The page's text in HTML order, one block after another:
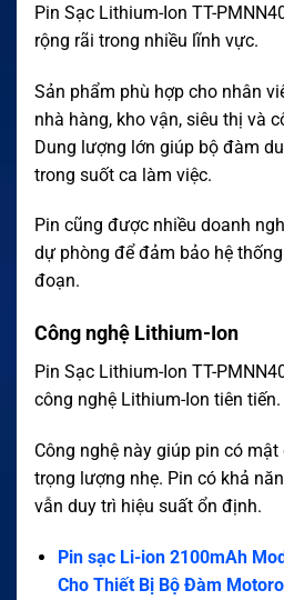
Pin Sạc Lithium-Ion TT-
rộng rãi trong nhiều lĩnh vực.
Sản phẩm phù hợp cho nhân
nhà hàng, kho vận, siêu thị và
Dung lượng lớn giúp bộ đàm
trong suốt ca làm việc.
Pin cũng được nhiều doanh
dự phòng để đảm bảo hệ
đoạn.
Công nghệ Lithium-Ion
Pin Sạc Lithium-Ion TT-
công nghệ Lithium-Ion tiên tiến.
Công nghệ này giúp pin có
trọng lượng nhẹ. Pin có khả
vẫn duy trì hiệu suất ổn định.
Pin sạc Li-ion 2100mAh
Cho Thiết Bị Bộ Đàm